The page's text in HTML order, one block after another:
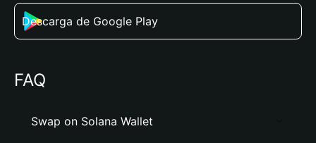
Descarga de Google Play
FAQ
Swap on Solana Wallet